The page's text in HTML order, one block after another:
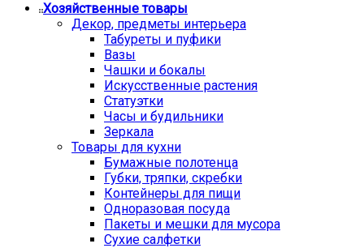
Хозяйственные товары
Декор, предметы интерьера
Табуреты и пуфики
Вазы
Чашки и бокалы
Искусственные растения
Статуэтки
Часы и будильники
Зеркала
Товары для кухни
Бумажные полотенца
Губки, тряпки, скребки
Контейнеры для пищи
Одноразовая посуда
Пакеты и мешки для мусора
Сухие салфетки